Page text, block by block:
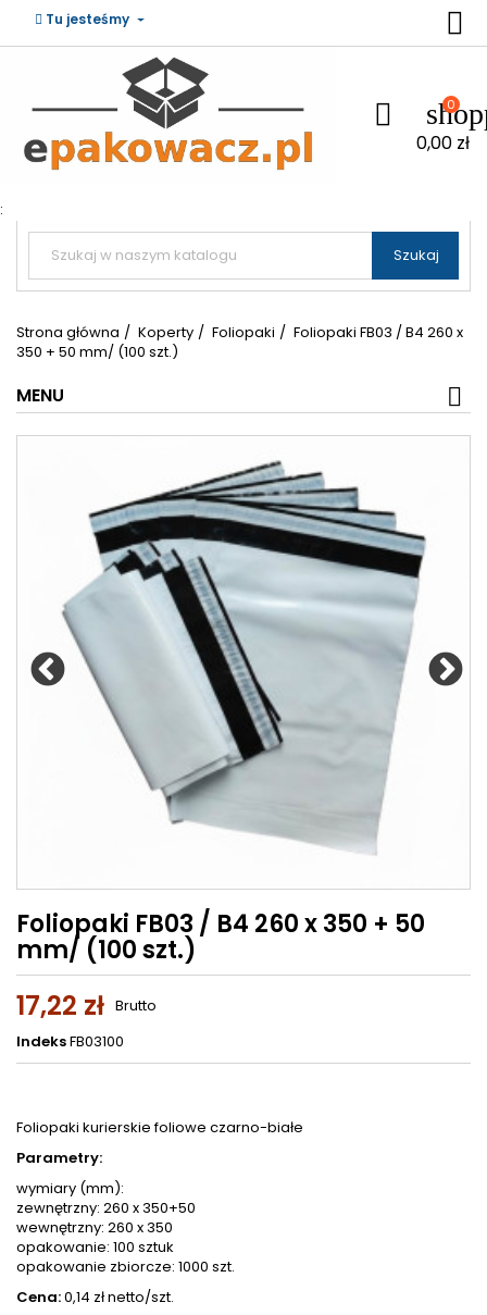
Tu jesteśmy 
 0
0,00 zł
:

 Szukaj
Strona główna Koperty Foliopaki
Foliopaki FB03 / B4 260 x
350 + 50 mm/ (100 szt.)
MENU
Foliopaki FB03 / B4 260 x 350 + 50
mm/ (100 szt.)
17,22 zł Brutto
IndeksFB03100
Foliopaki kurierskie foliowe czarno-białe
Parametry:
wymiary (mm):
zewnętrzny: 260 x 350+50
wewnętrzny: 260 x 350
opakowanie: 100 sztuk
opakowanie zbiorcze: 1000 szt.
Cena:0,14 zł netto/szt.